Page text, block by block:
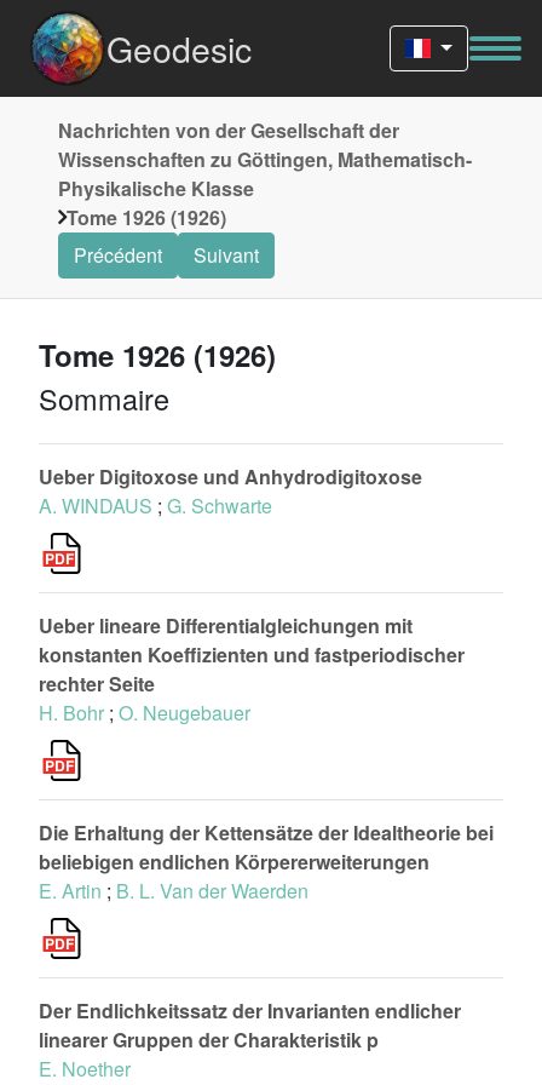
Geodesic
Nachrichten von der Gesellschaft der
Wissenschaften zu Göttingen, Mathematisch-
Physikalische Klasse
Tome 1926 (1926)
Précédent
Suivant
Tome 1926 (1926)
Sommaire
Ueber Digitoxose und Anhydrodigitoxose
A. WINDAUS ; G. Schwarte
Ueber lineare Differentialgleichungen mit
konstanten Koeffizienten und fastperiodischer
rechter Seite
H. Bohr ; O. Neugebauer
Die Erhaltung der Kettensätze der Idealtheorie bei
beliebigen endlichen Körpererweiterungen
E. Artin ; B. L. Van der Waerden
Der Endlichkeitssatz der Invarianten endlicher
linearer Gruppen der Charakteristik p
E. Noether